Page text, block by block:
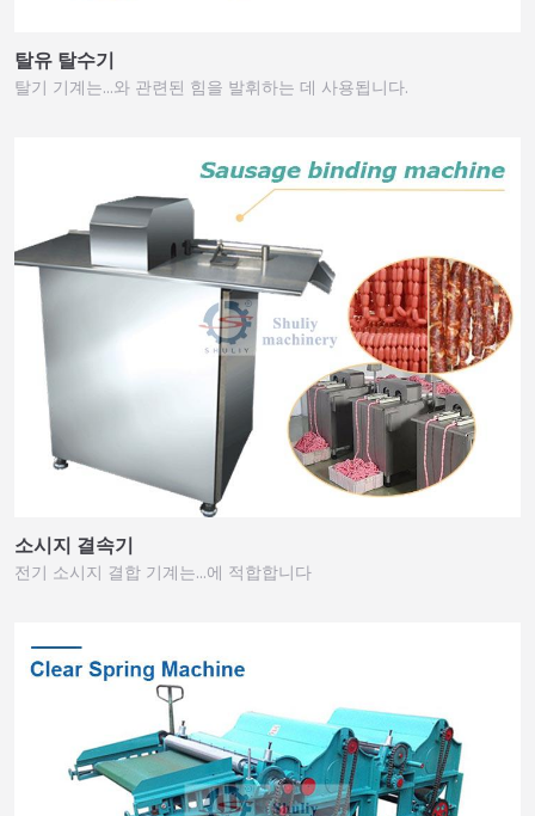
탈유 탈수기
탈기 기계는…와 관련된 힘을 발휘하는 데 사용됩니다.
소시지 결속기
전기 소시지 결합 기계는…에 적합합니다